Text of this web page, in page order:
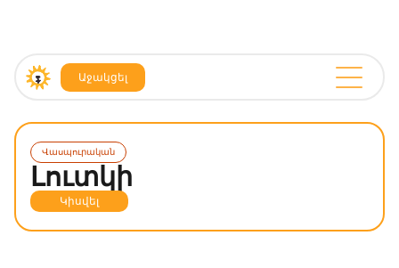
Աջակցել
Վասպուրական
Լուտկի
Կիսվել